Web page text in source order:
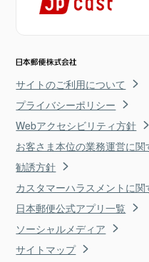
サイトのご利用について
プライバシーポリシー
Webアクセシビリティ方針
お客さま本位の業務運営に
勧誘方針
カスタマーハラスメントに
日本郵便公式アプリ一覧
ソーシャルメディア
サイトマップ